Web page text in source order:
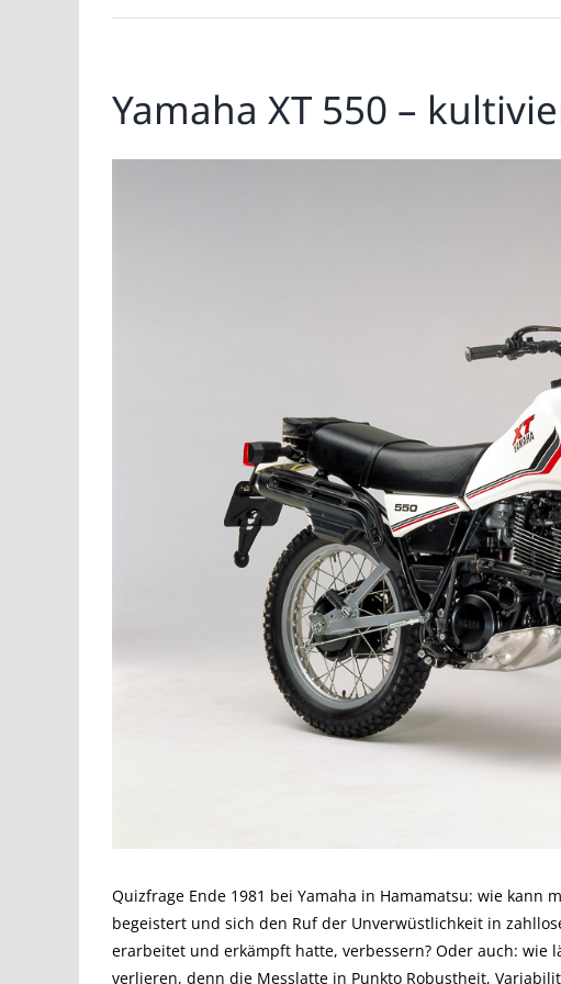
Yamaha XT 550 –
Quizfrage Ende 1981 bei Yamaha in Hamamatsu: wie kann
begeistert und sich den Ruf der Unverwüstlichkeit in
erarbeitet und erkämpft hatte, verbessern? Oder auch: wie
verlieren, denn die Messlatte in Punkto Robustheit,